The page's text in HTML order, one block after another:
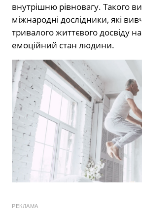
внутрішню рівновагу. Такого
міжнародні дослідники, які
тривалого життєвого досвіду
емоційний стан людини.
РЕКЛАМА